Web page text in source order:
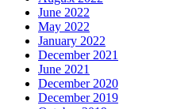
June 2022
May 2022
January 2022
December 2021
June 2021
December 2020
December 2019